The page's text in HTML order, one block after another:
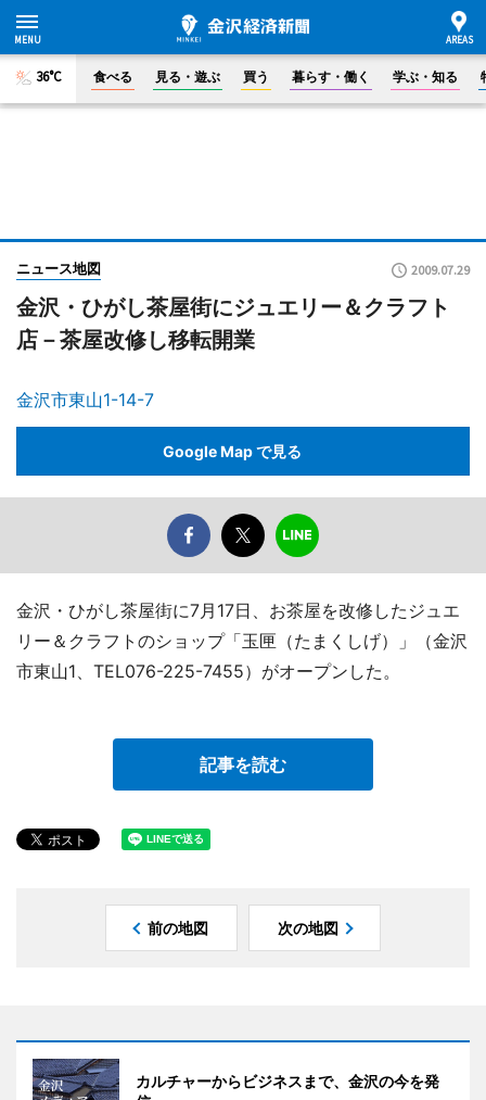
36°C 食べる 見る・遊ぶ 買う 暮らす・働く 学ぶ・知る
ニュース地図 2009.07.29
金沢・ひがし茶屋街にジュエリー＆クラフト
店－茶屋改修し移転開業
金沢市東山1-14-7
Google Map で見る
金沢・ひがし茶屋街に7月17日、お茶屋を改修したジュエ
リー＆クラフトのショップ「玉匣（たまくしげ）」（金沢
市東山1、TEL076-225-7455）がオープンした。
記事を読む
前の地図 次の地図
カルチャーからビジネスまで、金沢の今を発